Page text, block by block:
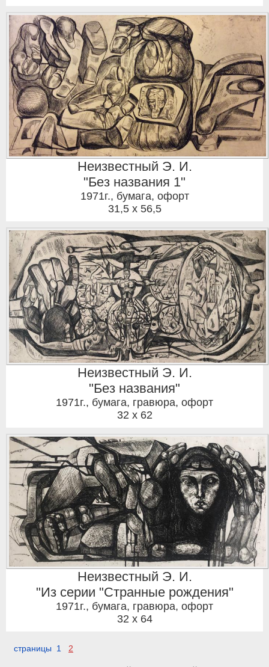
Неизвестный Э. И.
"Без названия 1"
1971г., бумага, офорт
31,5 x 56,5
Неизвестный Э. И.
"Без названия"
1971г., бумага, гравюра, офорт
32 x 62
Неизвестный Э. И.
"Из серии "Странные рождения"
1971г., бумага, гравюра, офорт
32 x 64
страницы 1 2